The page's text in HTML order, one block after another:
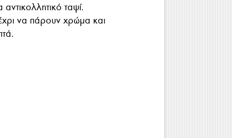
ταψί.
να πάρουν χρώμα και